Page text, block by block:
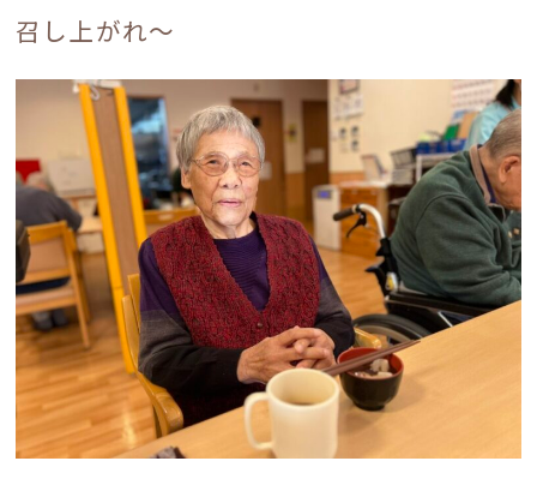
召し上がれ〜入居相談・見学についてはこちら
求人応募・見学についてはこちら